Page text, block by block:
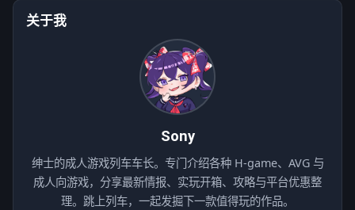
关于我
Sony
绅士的成人游戏列车车长。专门介绍各种 H-game、AVG 与
成人向游戏，分享最新情报、实玩开箱、攻略与平台优惠整
理。跳上列车，一起发掘下一款值得玩的作品。